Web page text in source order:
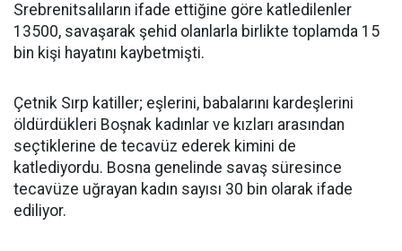
Srebrenitsalıların ifade ettiğine göre katledilenler
13500, savaşarak şehid olanlarla birlikte toplamda 15
bin kişi hayatını kaybetmişti.
Çetnik Sırp katiller; eşlerini, babalarını kardeşlerini
öldürdükleri Boşnak kadınlar ve kızları arasından
seçtiklerine de tecavüz ederek kimini de
katlediyordu. Bosna genelinde savaş süresince
tecavüze uğrayan kadın sayısı 30 bin olarak ifade
ediliyor.